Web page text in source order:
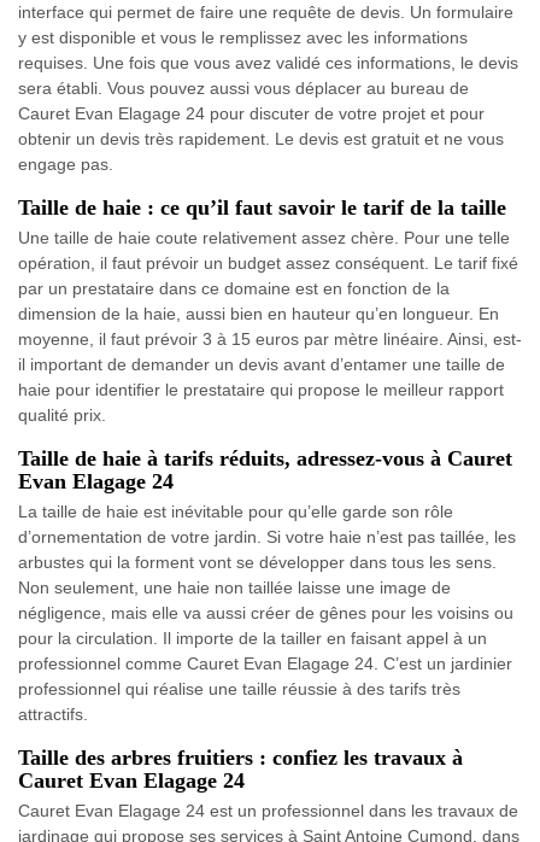
interface qui permet de faire une requête de devis. Un formulaire
y est disponible et vous le remplissez avec les informations
requises. Une fois que vous avez validé ces informations, le devis
sera établi. Vous pouvez aussi vous déplacer au bureau de
Cauret Evan Elagage 24 pour discuter de votre projet et pour
obtenir un devis très rapidement. Le devis est gratuit et ne vous
engage pas.
Taille de haie : ce qu’il faut savoir le tarif de la taille
Une taille de haie coute relativement assez chère. Pour une telle
opération, il faut prévoir un budget assez conséquent. Le tarif fixé
par un prestataire dans ce domaine est en fonction de la
dimension de la haie, aussi bien en hauteur qu’en longueur. En
moyenne, il faut prévoir 3 à 15 euros par mètre linéaire. Ainsi, est-
il important de demander un devis avant d’entamer une taille de
haie pour identifier le prestataire qui propose le meilleur rapport
qualité prix.
Taille de haie à tarifs réduits, adressez-vous à Cauret
Evan Elagage 24
La taille de haie est inévitable pour qu’elle garde son rôle
d’ornementation de votre jardin. Si votre haie n’est pas taillée, les
arbustes qui la forment vont se développer dans tous les sens.
Non seulement, une haie non taillée laisse une image de
négligence, mais elle va aussi créer de gênes pour les voisins ou
pour la circulation. Il importe de la tailler en faisant appel à un
professionnel comme Cauret Evan Elagage 24. C’est un jardinier
professionnel qui réalise une taille réussie à des tarifs très
attractifs.
Taille des arbres fruitiers : confiez les travaux à
Cauret Evan Elagage 24
Cauret Evan Elagage 24 est un professionnel dans les travaux de
jardinage qui propose ses services à Saint Antoine Cumond, dans